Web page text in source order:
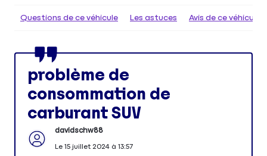
Questions de ce véhicule Les astuces Avis de ce véhicule
problème de
consommation de
carburant SUV
davidschw88
Le 15 juillet 2024à 13:57